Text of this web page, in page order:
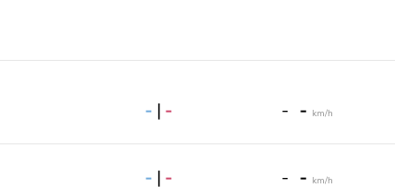
- | - - - km/h
- | - - - km/h